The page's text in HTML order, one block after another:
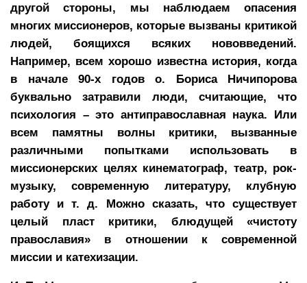
другой стороны, мы наблюдаем опасения
многих миссионеров, которые вызваны критикой
людей, боящихся всяких нововведений.
Например, всем хорошо известна история, когда
в начале 90-х годов о. Бориса Ничипорова
буквально затравили люди, считающие, что
психология – это антиправославная наука. Или
всем памятны волны критики, вызванные
различными попытками использовать в
миссионерских целях кинематограф, театр, рок-
музыку, современную литературу, клубную
работу и т. д. Можно сказать, что существует
целый пласт критики, блюдущей «чистоту
православия» в отношении к современной
миссии и катехизации.